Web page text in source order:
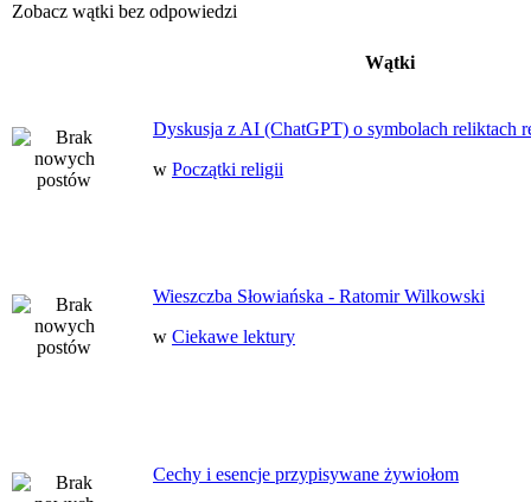
Zobacz wątki bez odpowiedzi
Wątki
Dyskusja z AI (ChatGPT) o symbolach reliktach
w Początki religii
Wieszczba Słowiańska - Ratomir Wilkowski
w Ciekawe lektury
Cechy i esencje przypisywane żywiołom